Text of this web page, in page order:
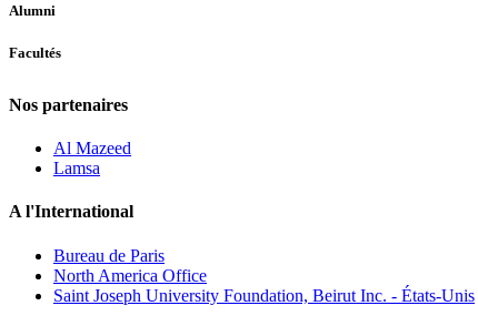
Alumni
Facultés
Nos partenaires
Al Mazeed
Lamsa
A l'International
Bureau de Paris
North America Office
Saint Joseph University Foundation, Beirut Inc. - États-Unis